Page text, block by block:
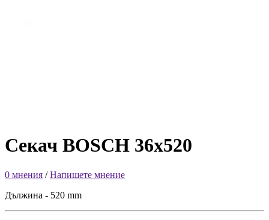
Секач BOSCH 36х520
0 мнения /Напишете мнение
Дължина - 520 mm